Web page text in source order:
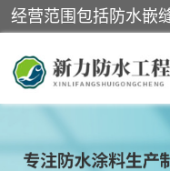
黑豹防水胶